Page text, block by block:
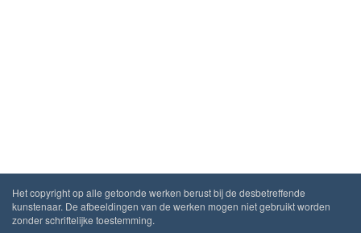
Het copyright op alle getoonde werken berust bij de desbetreffende
kunstenaar. De afbeeldingen van de werken mogen niet gebruikt worden
zonder schriftelijke toestemming.